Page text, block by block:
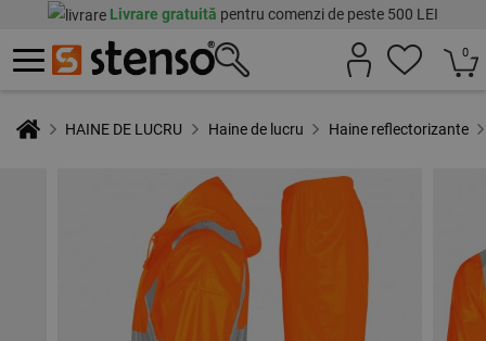
Livrare gratuită pentru comenzi de peste 500 LEI
0
HAINE DE LUCRU Haine de lucru Haine reflectorizante